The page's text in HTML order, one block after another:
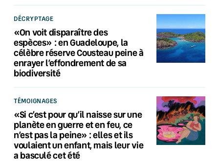
DÉCRYPTAGE
«On voit disparaître des
espèces» : en Guadeloupe, la
célèbre réserve Cousteau peine à
enrayer l’effondrement de sa
biodiversité
TÉMOIGNAGES
«Si c’est pour qu’il naisse sur une
planète en guerre et en feu, ce
n’est pas la peine» : elles et ils
voulaient un enfant, mais leur vie
a basculé cet été